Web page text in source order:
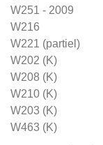
W251 - 2009
W216
W221 (partiel)
W202 (K)
W208 (K)
W210 (K)
W203 (K)
W463 (K)